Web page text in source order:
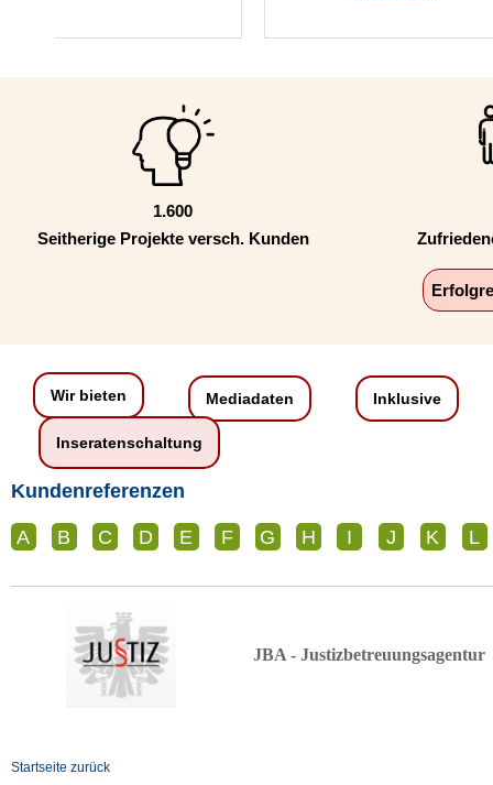
1.600
Seitherige Projekte versch. Kunden
Wir bieten Mediadaten Inklusive
Inseratenschaltung
Kundenreferenzen
A B C D E F G H I J K L
JBA - Justizbetreuungsagentur
Startseite zurück